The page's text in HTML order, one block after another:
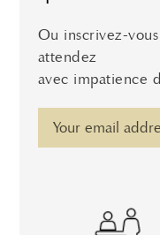
Ou inscrivez-
attendez
avec impatience